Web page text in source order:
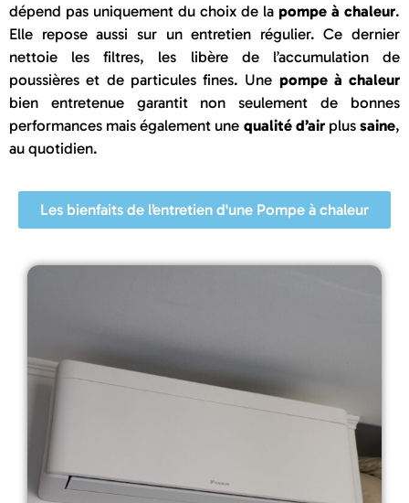
dépend pas uniquement du choix de la pompe à chaleur.
Elle repose aussi sur un entretien régulier. Ce dernier
nettoie les filtres, les libère de l’accumulation de
poussières et de particules fines. Une pompe à chaleur
bien entretenue garantit non seulement de bonnes
performances mais également une qualité d’airplussaine,
au quotidien.
Les bienfaits de l’entretien d'une Pompe à chaleur